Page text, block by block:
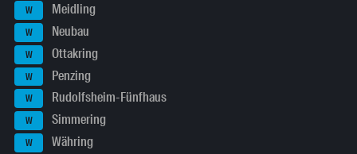
W Meidling
W Neubau
W Ottakring
W Penzing
W Rudolfsheim-Fünfhaus
W Simmering
W Währing